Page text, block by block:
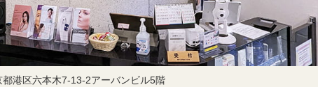
港区六本木7-13-2アーバンビル5階